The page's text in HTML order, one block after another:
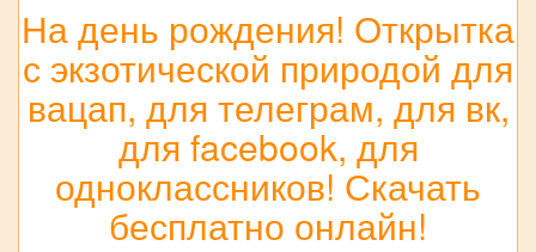
На день рождения! Открытка
с экзотической природой для
вацап, для телеграм, для вк,
для facebook, для
одноклассников! Скачать
бесплатно онлайн!